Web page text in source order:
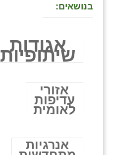
בנושאים:
אגודות
שיתופיות
אזורי
עדיפות
לאומית
אנרגיות